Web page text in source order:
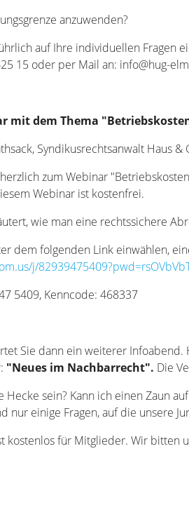
anzuwenden?
auf Ihre individuellen Fragen
15 oder per Mail an: info@hug-
mit dem Thema
Syndikusrechtsanwalt Haus &
zum Webinar
Webinar ist kostenfrei.
wie man eine rechtssichere
dem folgenden Link einwählen,
j/
5409, Kenncode: 468337
Sie dann ein weiterer
"Neues im Nachbarrecht". Die
Hecke sein? Kann ich einen Zaun
nur einige Fragen, auf die unsere
kostenlos für Mitglieder. Wir bitten